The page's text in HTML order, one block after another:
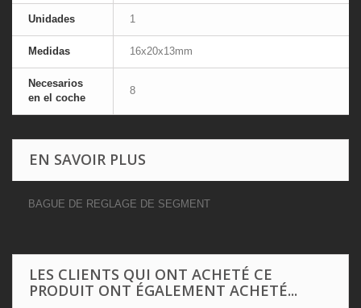
Unidades 1
Medidas 16x20x13mm
Necesarios
en el coche
8
EN SAVOIR PLUS
BAGUE DE REGLAGE DE SEGMENT
LES CLIENTS QUI ONT ACHETÉ CE
PRODUIT ONT ÉGALEMENT ACHETÉ...